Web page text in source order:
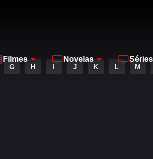
Filmes Novelas Séries
G H I J K L M